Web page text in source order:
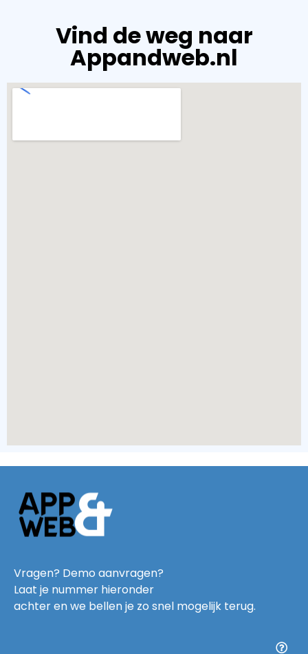
Vind de weg naar
Appandweb.nl
Vragen? Demo aanvragen?
Laat je nummer hieronder
achter en we bellen je zo snel mogelijk terug.